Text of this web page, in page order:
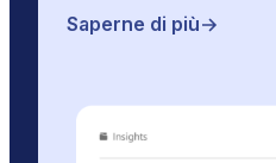
Saperne di più